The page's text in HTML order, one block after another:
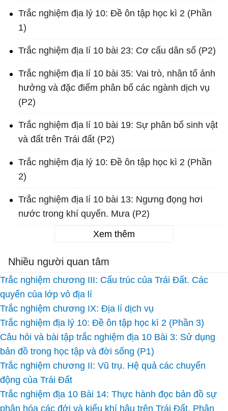
Trắc nghiệm địa lý 10: Đề ôn tập học kì 2 (Phần
1)
Trắc nghiệm địa lí 10 bài 23: Cơ cấu dân số (P2)
Trắc nghiệm địa lí 10 bài 35: Vai trò, nhân tố ảnh
hưởng và đặc điểm phân bố các ngành dịch vụ
(P2)
Trắc nghiệm địa lí 10 bài 19: Sự phân bố sinh vật
và đất trên Trái đất (P2)
Trắc nghiệm địa lý 10: Đề ôn tập học kì 2 (Phần
2)
Trắc nghiệm địa lí 10 bài 13: Ngưng đọng hơi
nước trong khí quyển. Mưa (P2)
Xem thêm
Nhiều người quan tâm
Trắc nghiệm chương III: Cấu trúc của Trái Đất. Các
quyển của lớp vỏ địa lí
Trắc nghiệm chương IX: Địa lí dịch vụ
Trắc nghiệm địa lý 10: Đề ôn tập học kì 2 (Phần 3)
Câu hỏi và bài tập trắc nghiệm địa 10 Bài 3: Sử dụng
bản đồ trong học tập và đời sống (P1)
Trắc nghiệm chương II: Vũ trụ. Hệ quả các chuyển
động của Trái Đất
Trắc nghiệm địa 10 Bài 14: Thực hành đọc bản đồ sự
phân hóa các đới và kiểu khí hậu trên Trái Đất. Phân